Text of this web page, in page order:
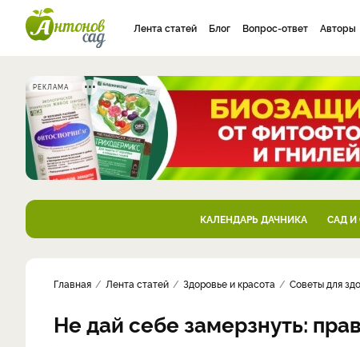
Лента статей Блог Вопрос-ответ Авторы
РЕКЛАМА
КАЛЕНДАРЬ ДАЧНИКА САД И
Главная Лента статей Здоровье и красота Советы для
Не дай себе замерзнуть: